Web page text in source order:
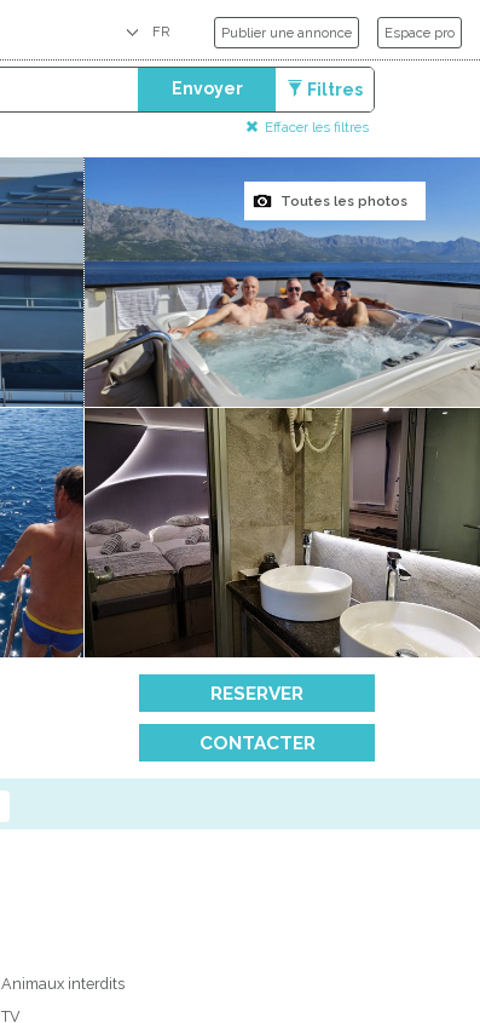
Publier une annonce Espace pro
Envoyer Filtres
Effacer les filtres
Toutes les photos
RESERVER
CONTACTER
Animaux interdits
TV